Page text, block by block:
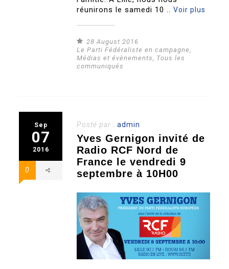
réunirons le samedi 10 ..Voir plus
28 August 2016
Le Parti Fédéraliste en campagne,
Médias et évènements, Tous les
communiqués
Sep
07
2016
0
Posté par :admin
Yves Gernigon invité de
Radio RCF Nord de
France le vendredi 9
septembre à 10H00